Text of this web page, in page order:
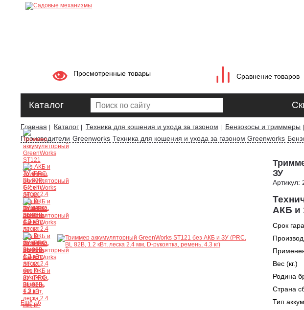
Просмотренные товары Сравнение товаров
Каталог
Главная Каталог Техника для кошения и ухода за газоном Бензокосы и триммеры
Производители Greenworks Техника для кошения и ухода за газоном Greenworks
Ещё 16
ЗУ
Артикул:
АКБ и
Срок
Вес (кг.)
Родина
Страна
Тип